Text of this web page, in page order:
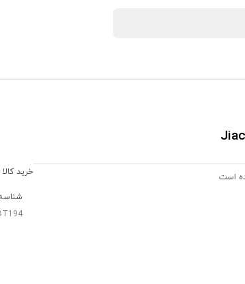
است
خرید کالا